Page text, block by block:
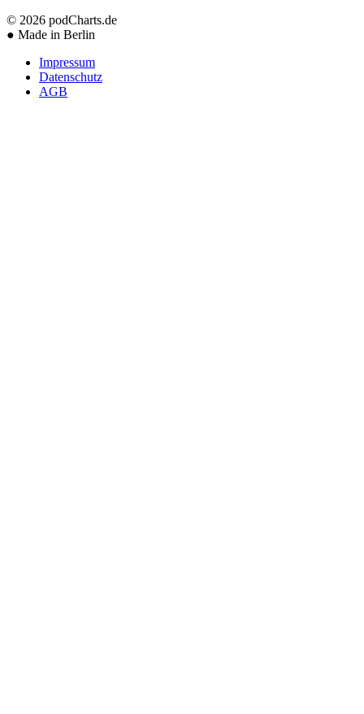
© 2026 podCharts.de
● Made in Berlin
Impressum
Datenschutz
AGB